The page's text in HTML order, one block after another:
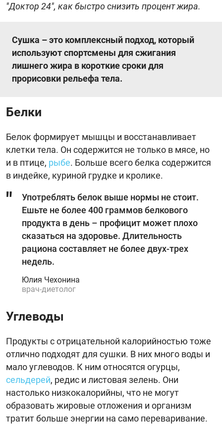
"Доктор 24", как быстро снизить процент жира.
Сушка – это комплексный подход, который
используют спортсмены для сжигания
лишнего жира в короткие сроки для
прорисовки рельефа тела.
Белки
Белок формирует мышцы и восстанавливает
клетки тела. Он содержится не только в мясе, но
и в птице, рыбе. Больше всего белка содержится
в индейке, куриной грудке и кролике.
Употреблять белок выше нормы не стоит.
Ешьте не более 400 граммов белкового
продукта в день – профицит может плохо
сказаться на здоровье. Длительность
рациона составляет не более двух-трех
недель.
Юлия Чехонина
врач-диетолог
Углеводы
Продукты с отрицательной калорийностью тоже
отлично подходят для сушки. В них много воды и
мало углеводов. К ним относятся огурцы,
сельдерей, редис и листовая зелень. Они
настолько низкокалорийны, что не могут
образовать жировые отложения и организм
тратит больше энергии на само переваривание.